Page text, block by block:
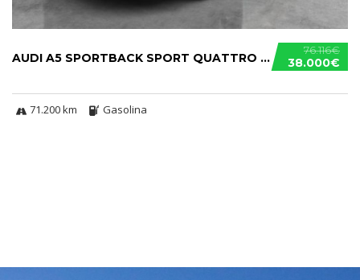
76.116€
38.000€
AUDI A5 SPORTBACK SPORT QUATTRO S TRONIC 45 TFSI
71.200 km Gasolina